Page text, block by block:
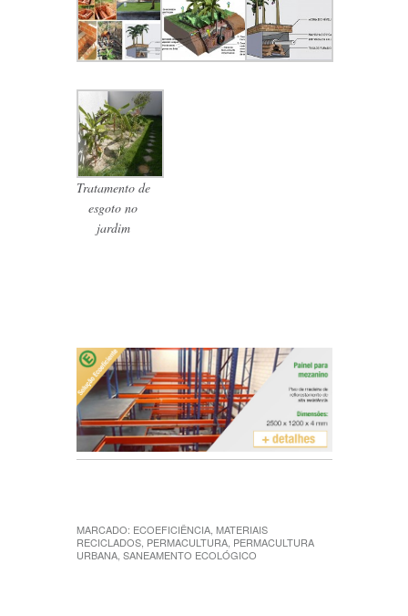
Tratamento de
esgoto no
jardim
MARCADO: ECOEFICIÊNCIA, MATERIAIS
RECICLADOS, PERMACULTURA, PERMACULTURA
URBANA, SANEAMENTO ECOLÓGICO